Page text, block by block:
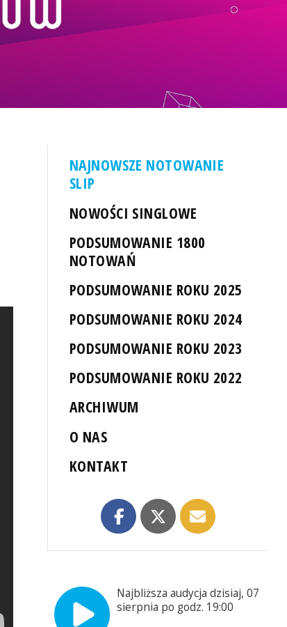
NAJNOWSZE NOTOWANIE
SLIP
NOWOŚCI SINGLOWE
PODSUMOWANIE 1800
NOTOWAŃ
PODSUMOWANIE ROKU 2025
PODSUMOWANIE ROKU 2024
PODSUMOWANIE ROKU 2023
PODSUMOWANIE ROKU 2022
ARCHIWUM
O NAS
KONTAKT
Najbliższa audycja dzisiaj, 07
sierpnia po godz. 19:00